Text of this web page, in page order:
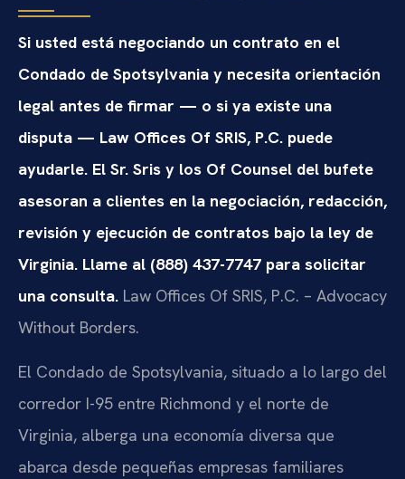
Si usted está negociando un contrato en el
Condado de Spotsylvania y necesita orientación
legal antes de firmar — o si ya existe una
disputa — Law Offices Of SRIS, P.C. puede
ayudarle. El Sr. Sris y los Of Counsel del bufete
asesoran a clientes en la negociación, redacción,
revisión y ejecución de contratos bajo la ley de
Virginia. Llame al (888) 437-7747 para solicitar
una consulta. Law Offices Of SRIS, P.C. – Advocacy
Without Borders.
El Condado de Spotsylvania, situado a lo largo del
corredor I-95 entre Richmond y el norte de
Virginia, alberga una economía diversa que
abarca desde pequeñas empresas familiares